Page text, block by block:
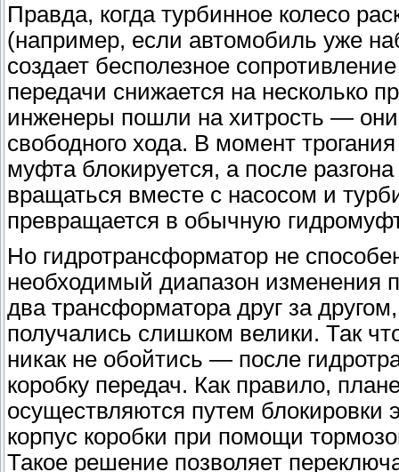
Правда, когда турбинное колесо
(например, если автомобиль уже
создает бесполезное
передачи снижается на несколько
инженеры пошли на хитрость — они
свободного хода. В момент
муфта блокируется, а после
вращаться вместе с насосом и
превращается в обычную
Но гидротрансформатор не
необходимый диапазон изменения
два трансформатора друг за
получались слишком велики. Так
никак не обойтись — после
коробку передач. Как правило,
осуществляются путем
корпус коробки при помощи
Такое решение позволяет